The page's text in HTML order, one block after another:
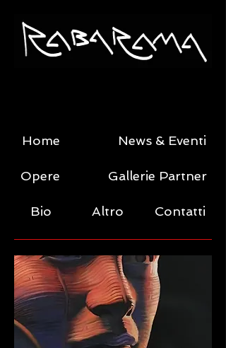
Home
Opere
Bio
News & Eventi
Gallerie Partner
Altro Contatti